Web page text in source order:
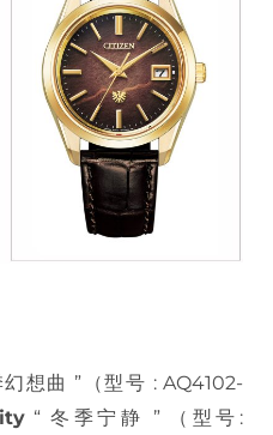
幻想曲 ”（型号 : AQ4102-
“ 冬季宁静 ” （型号: